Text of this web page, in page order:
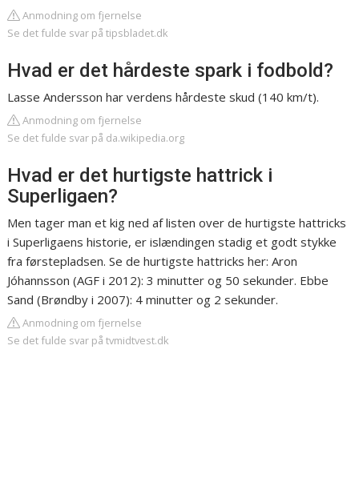
Anmodning om fjernelse
Se det fulde svar på tipsbladet.dk
Hvad er det hårdeste spark i fodbold?
Lasse Andersson har verdens hårdeste skud (140 km/t).
Anmodning om fjernelse
Se det fulde svar på da.wikipedia.org
Hvad er det hurtigste hattrick i
Superligaen?
Men tager man et kig ned af listen over de hurtigste hattricks
i Superligaens historie, er islændingen stadig et godt stykke
fra førstepladsen. Se de hurtigste hattricks her: Aron
Jóhannsson (AGF i 2012): 3 minutter og 50 sekunder. Ebbe
Sand (Brøndby i 2007): 4 minutter og 2 sekunder.
Anmodning om fjernelse
Se det fulde svar på tvmidtvest.dk